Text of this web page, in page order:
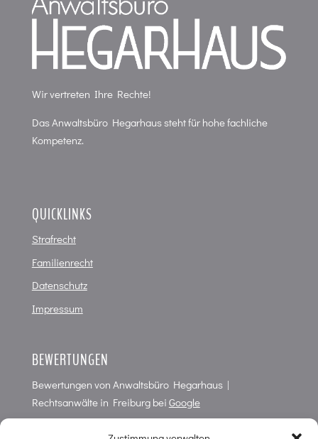
Wir vertreten Ihre Rechte!
Das Anwaltsbüro Hegarhaus steht für hohe fachliche
Kompetenz.
QUICKLINKS
Strafrecht
Familienrecht
Datenschutz
Impressum
BEWERTUNGEN
Bewertungen von Anwaltsbüro Hegarhaus |
Rechtsanwälte in Freiburgbei Google